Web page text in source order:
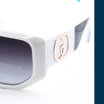
клієнтів.